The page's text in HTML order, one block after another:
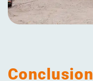
Conclusion